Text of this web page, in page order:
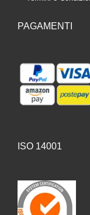
PAGAMENTI
ISO 14001